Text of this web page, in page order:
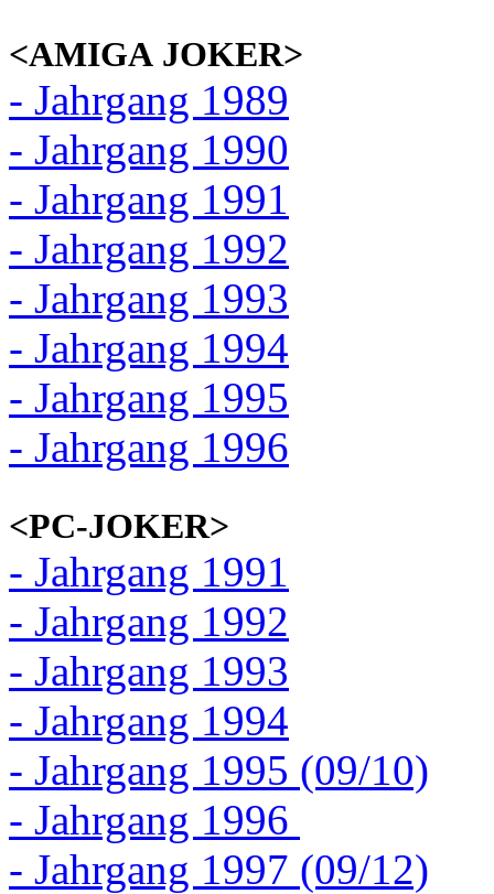
<AMIGA JOKER>
- Jahrgang 1989
- Jahrgang 1990
- Jahrgang 1991
- Jahrgang 1992
- Jahrgang 1993
- Jahrgang 1994
- Jahrgang 1995
- Jahrgang 1996
<PC-JOKER>
- Jahrgang 1991
- Jahrgang 1992
- Jahrgang 1993
- Jahrgang 1994
- Jahrgang 1995 (09/10)
- Jahrgang 1996
- Jahrgang 1997 (09/12)